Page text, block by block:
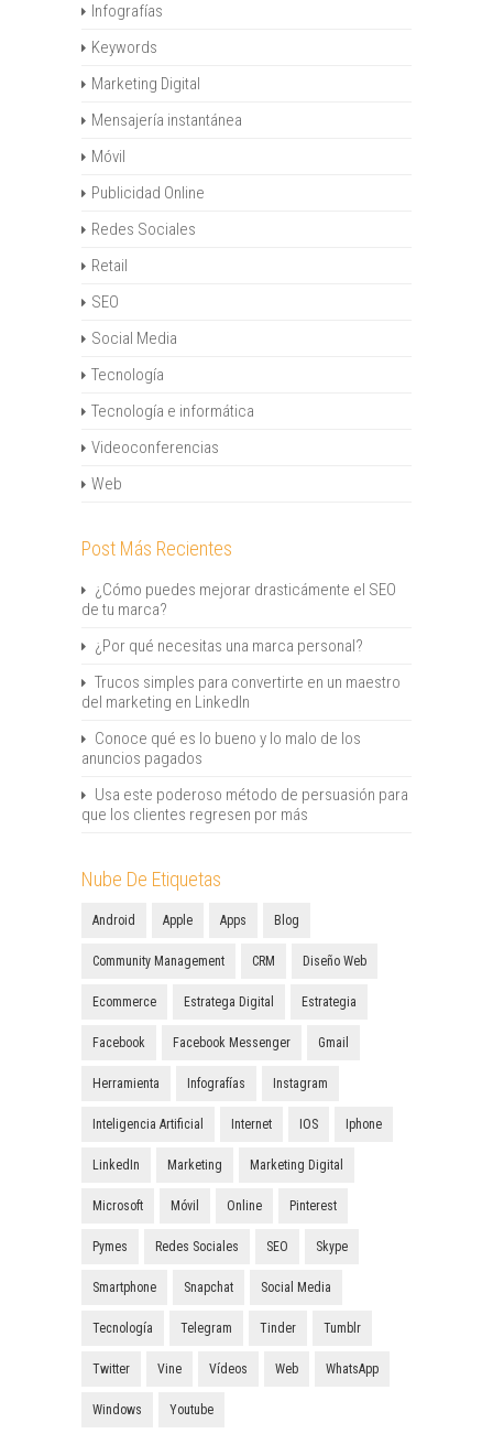
Infografías
Keywords
Marketing Digital
Mensajería instantánea
Móvil
Publicidad Online
Redes Sociales
Retail
SEO
Social Media
Tecnología
Tecnología e informática
Videoconferencias
Web
Post Más Recientes
¿Cómo puedes mejorar drasticámente el SEO
de tu marca?
¿Por qué necesitas una marca personal?
Trucos simples para convertirte en un maestro
del marketing en LinkedIn
Conoce qué es lo bueno y lo malo de los
anuncios pagados
Usa este poderoso método de persuasión para
que los clientes regresen por más
Nube De Etiquetas
Android Apple Apps Blog
Community Management CRM Diseño Web
Ecommerce Estratega Digital Estrategia
Facebook Facebook Messenger Gmail
Herramienta Infografías Instagram
Inteligencia Artificial Internet IOS Iphone
LinkedIn Marketing Marketing Digital
Microsoft Móvil Online Pinterest
Pymes Redes Sociales SEO Skype
Smartphone Snapchat Social Media
Tecnología Telegram Tinder Tumblr
Twitter Vine Vídeos Web WhatsApp
Windows Youtube